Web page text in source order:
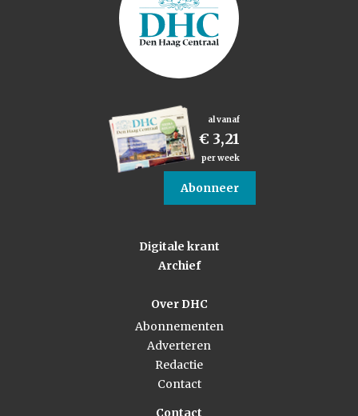
al vanaf
€ 3,21
per week
Abonneer
Digitale krant
Archief
Over DHC
Abonnementen
Adverteren
Redactie
Contact
Contact